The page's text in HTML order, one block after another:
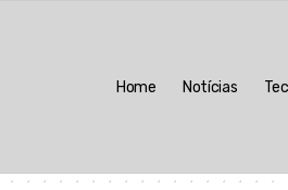
Home Notícias